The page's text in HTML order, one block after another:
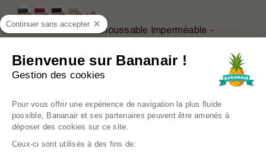
+2
Coussin Palette Déhoussable Imperméable -
EN PROMO
Continuer sans accepter
Bienvenue sur Bananair !
Gestion des cookies
Plateforme de Gestion du
Pour vous offrir une expérience de navigation la plus fluide
possible, Bananair et ses partenaires peuvent être amenés à
déposer des cookies sur ce site.
Ceux-ci sont utilisés à des fins de: